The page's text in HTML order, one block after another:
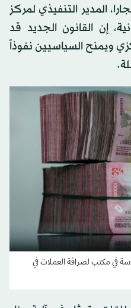
المدير التنفيذي لمركز
إن القانون الجديد قد
ويمنح السياسيين نفوذاً
في مكتب لصرافة العملات في